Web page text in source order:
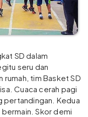
SD dalam
seru dan
tim Basket SD
Cuaca cerah pagi
pertandingan. Kedua
bermain. Skor demi